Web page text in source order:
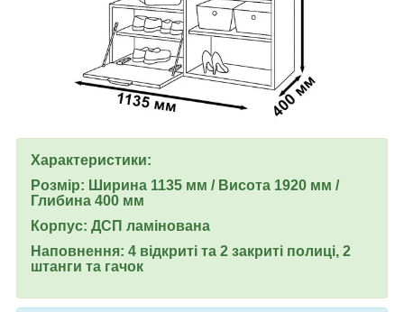
Характеристики:
Розмір: Ширина 1135 мм / Висота 1920 мм /
Глибина 400 мм
Корпус: ДСП ламінована
Наповнення: 4 відкриті та 2 закриті полиці, 2
штанги та гачок